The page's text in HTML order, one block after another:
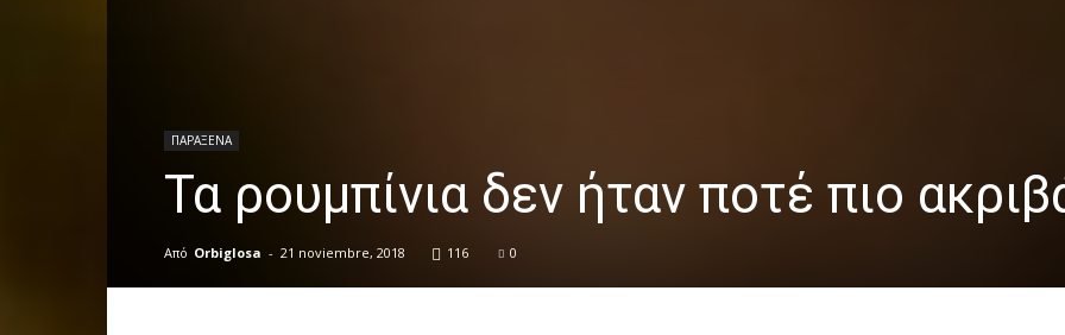
ΠΑΡΑΞΕΝΑ
Τα ρουμπίνια δεν ήταν ποτέ πιο
Από Orbiglosa - 21 noviembre, 2018 116 0